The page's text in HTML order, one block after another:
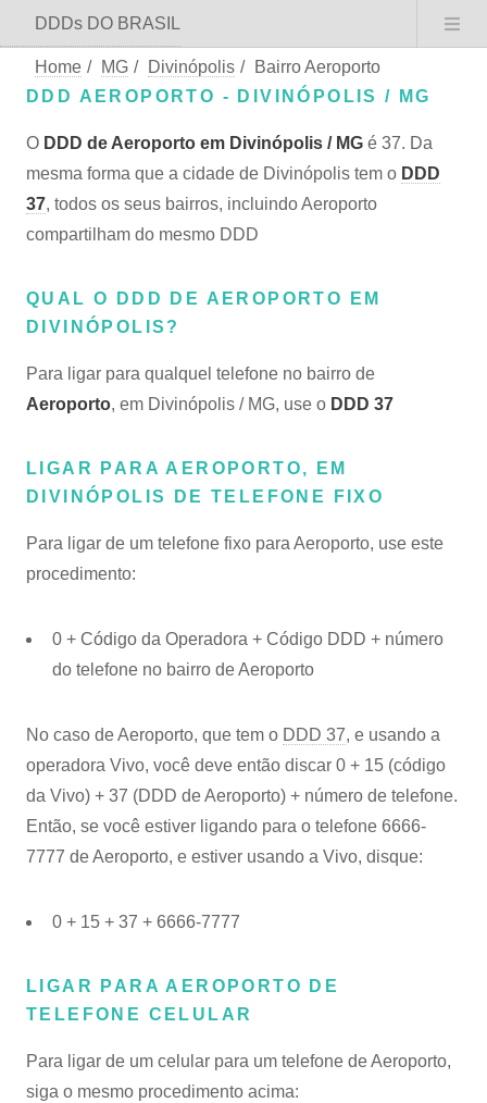
DDDs DO BRASIL
Home / MG / Divinópolis /
Bairro Aeroporto
DDD AEROPORTO - DIVINÓPOLIS / MG
O DDD de Aeroporto em Divinópolis / MG é 37. Da
mesma forma que a cidade de Divinópolis tem o DDD
37, todos os seus bairros, incluindo Aeroporto
compartilham do mesmo DDD
QUAL O DDD DE AEROPORTO EM
DIVINÓPOLIS?
Para ligar para qualquel telefone no bairro de
Aeroporto, em Divinópolis / MG, use o DDD 37
LIGAR PARA AEROPORTO, EM
DIVINÓPOLIS DE TELEFONE FIXO
Para ligar de um telefone fixo para Aeroporto, use este
procedimento:
0 + Código da Operadora + Código DDD + número
do telefone no bairro de Aeroporto
No caso de Aeroporto, que tem o DDD 37, e usando a
operadora Vivo, você deve então discar 0 + 15 (código
da Vivo) + 37 (DDD de Aeroporto) + número de telefone.
Então, se você estiver ligando para o telefone 6666-
7777 de Aeroporto, e estiver usando a Vivo, disque:
0 + 15 + 37 + 6666-7777
LIGAR PARA AEROPORTO DE
TELEFONE CELULAR
Para ligar de um celular para um telefone de Aeroporto,
siga o mesmo procedimento acima: